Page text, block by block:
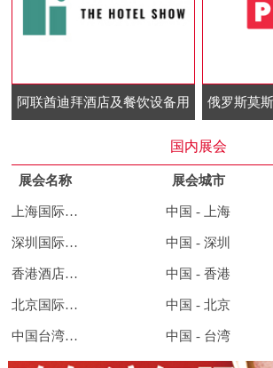
阿联酋迪拜酒店及餐饮设备用 俄罗斯莫
国内展会
展会名称 展会城市
上海国际酒店及餐饮业博览会 中国 - 上海
深圳国际酒店及餐饮业博览会 中国 - 深圳
香港酒店用品及餐饮展览会 中国 - 香港
北京国际餐饮连锁加盟展览会 中国 - 北京
中国台湾酒店用品及餐饮展览会 中国 - 台湾